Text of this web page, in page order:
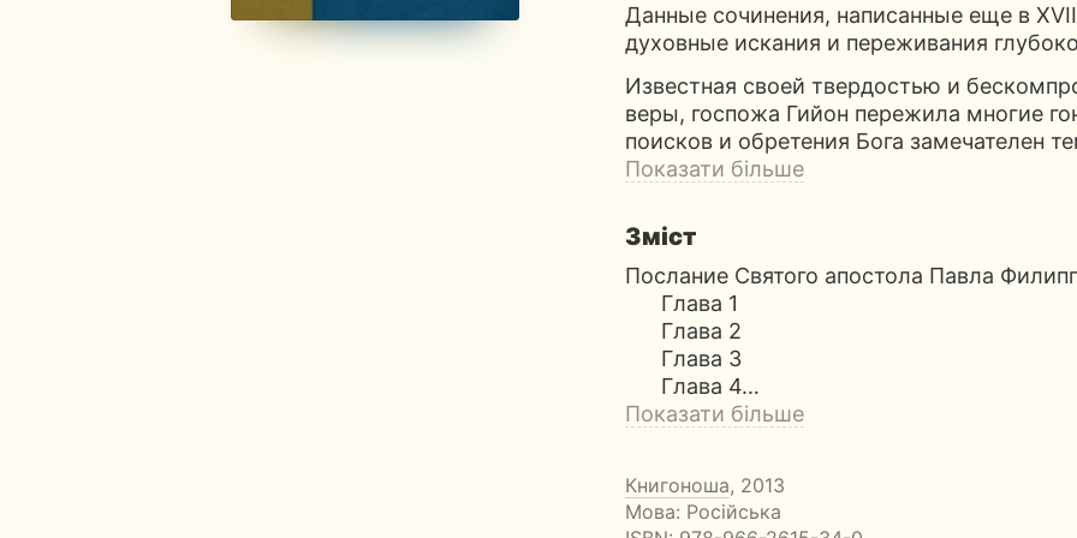
Данные сочинения, написанные еще в
духовные искания и переживания
Известная своей твердостью и
веры, госпожа Гийон пережила многие
поисков и обретения Бога замечателен
Показати більше
Зміст
Послание Святого апостола Павла
Глава 1
Глава 2
Глава 3
Глава 4…
Показати більше
Книгоноша, 2013
Мова: Російська